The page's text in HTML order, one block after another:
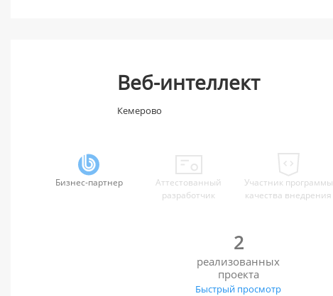
Веб-интеллект
Кемерово
Бизнес-партнер
Аттестованный
разработчик
Участник программы
качества внедрения
2
реализованных
проекта
Быстрый просмотр